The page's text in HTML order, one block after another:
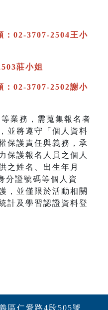
：02-3707-2504王小
莊小姐
：02-3707-2502謝小
業務，需蒐集報名者
並將遵守「個人資料
保護責任與義務，承
保護報名人員之個人
之姓名、出生年月
分證號碼等個人資
，並僅限於活動相關
計及學習認證資料登
區仁愛路4段505號